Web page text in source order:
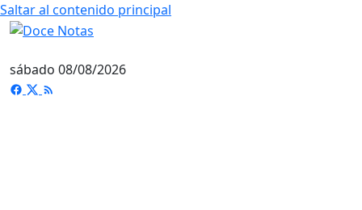
Saltar al contenido principal
sábado 08/08/2026